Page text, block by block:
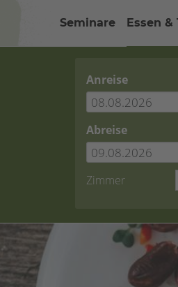
Seminare Essen &
Anreise
Abreise
Zimmer